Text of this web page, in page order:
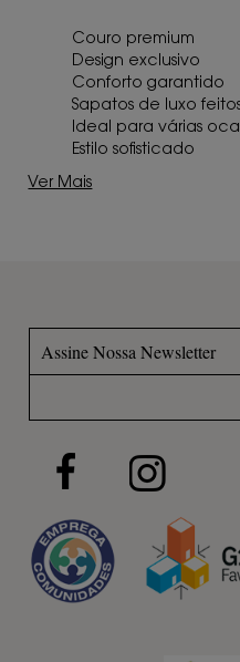
Couro premium
Design exclusivo
Conforto garantido
Sapatos de luxo
Ideal para várias
Estilo sofisticado
Ver Mais
Assine Nossa Newsletter